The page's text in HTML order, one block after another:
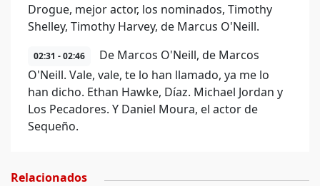
Drogue, mejor actor, los nominados, Timothy
Shelley, Timothy Harvey, de Marcus O'Neill.
02:31 - 02:46
De Marcos O'Neill, de Marcos
O'Neill. Vale, vale, te lo han llamado, ya me lo
han dicho. Ethan Hawke, Díaz. Michael Jordan y
Los Pecadores. Y Daniel Moura, el actor de
Sequeño.
Relacionados